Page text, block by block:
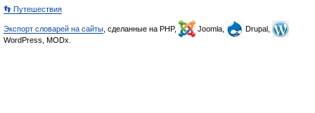
👣 Путешествия
Экспорт словарей на сайты , сделанные на PHP, Joomla,
Drupal,
WordPress, MODx.